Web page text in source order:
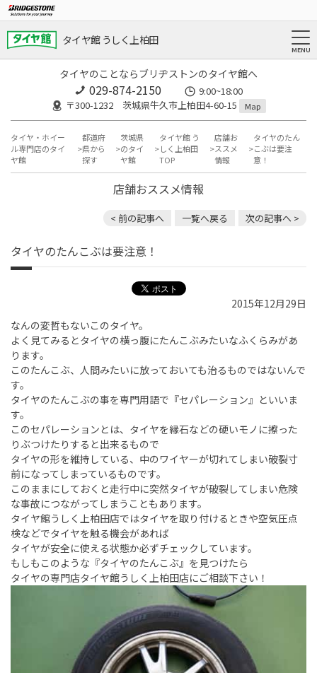
タイヤ館 うしく上柏田
タイヤのことならブリヂストンのタイヤ館へ
029-874-2150
9:00~18:00
〒300-1232 茨城県牛久市上柏田4-60-15
Map
タイヤ・ホイー
ル専門店のタイ
ヤ館
都道府
県から
探す
茨城県
のタイ
ヤ館
タイヤ館 う
しく上柏田
TOP
店舗お
ススメ
情報
タイヤのたん
こぶは要注
意！
店舗おススメ情報
< 前の記事へ 一覧へ戻る 次の記事へ >
タイヤのたんこぶは要注意！
2015年12月29日
なんの変哲もないこのタイヤ。
よく見てみるとタイヤの横っ腹にたんこぶみたいなふくらみがあ
ります。
このたんこぶ、人間みたいに放っておいても治るものではないんで
す。
タイヤのたんこぶの事を専門用語で『セパレーション』といいま
す。
このセパレーションとは、タイヤを縁石などの硬いモノに擦った
りぶつけたりすると出来るもので
タイヤの形を維持している、中のワイヤーが切れてしまい破裂寸
前になってしまっているものです。
このままにしておくと走行中に突然タイヤが破裂してしまい危険
な事故につながってしまうこともあります。
タイヤ館うしく上柏田店ではタイヤを取り付けるときや空気圧点
検などでタイヤを触る機会があれば
タイヤが安全に使える状態か必ずチェックしています。
もしもこのような『タイヤのたんこぶ』を見つけたら
タイヤの専門店タイヤ館うしく上柏田店にご相談下さい！